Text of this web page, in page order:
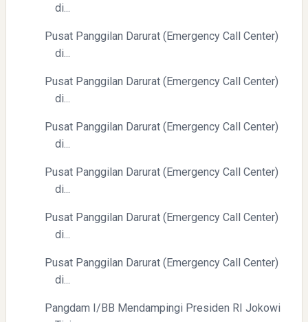
di...
Pusat Panggilan Darurat (Emergency Call Center)
di...
Pusat Panggilan Darurat (Emergency Call Center)
di...
Pusat Panggilan Darurat (Emergency Call Center)
di...
Pusat Panggilan Darurat (Emergency Call Center)
di...
Pusat Panggilan Darurat (Emergency Call Center)
di...
Pusat Panggilan Darurat (Emergency Call Center)
di...
Pangdam I/BB Mendampingi Presiden RI Jokowi